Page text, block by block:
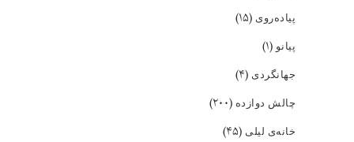
پیاده‌روی (۱۵)
پیانو(۱)
جهانگردی (۴)
چالش دوازده (۲۰۰)
خانه‌ی لیلی (۴۵)